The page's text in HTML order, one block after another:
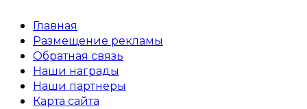
Главная
Размещение рекламы
Обратная связь
Наши награды
Наши партнеры
Карта сайта